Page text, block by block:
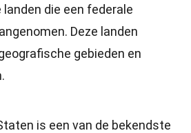
die een federale
Deze landen
gebieden en
is een van de bekendste